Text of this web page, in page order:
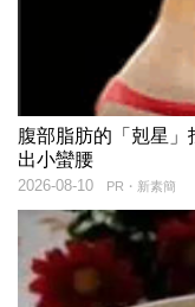
腹部脂肪的「剋星
出小蠻腰
PR・新素簡
2026-08-10